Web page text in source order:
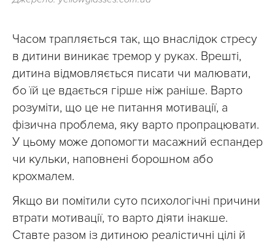
Часом трапляється так, що внаслідок стресу
в дитини виникає тремор у руках. Врешті,
дитина відмовляється писати чи малювати,
бо їй це вдається гірше ніж раніше. Варто
розуміти, що це не питання мотивації, а
фізична проблема, яку варто пропрацювати.
У цьому може допомогти масажний еспандер
чи кульки, наповнені борошном або
крохмалем.
Якщо ви помітили суто психологічні причини
втрати мотивації, то варто діяти інакше.
Ставте разом із дитиною реалістичні цілі й